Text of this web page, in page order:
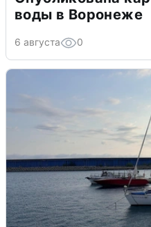
воды в Воронеже
6 августа 0